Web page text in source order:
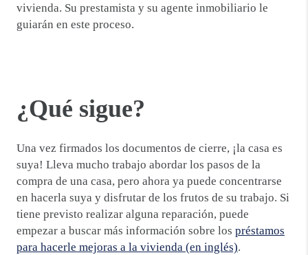
vivienda. Su prestamista y su agente inmobiliario le
guiarán en este proceso.
¿Qué sigue?
Una vez firmados los documentos de cierre, ¡la casa es
suya! Lleva mucho trabajo abordar los pasos de la
compra de una casa, pero ahora ya puede concentrarse
en hacerla suya y disfrutar de los frutos de su trabajo. Si
tiene previsto realizar alguna reparación, puede
empezar a buscar más información sobre los préstamos
para hacerle mejoras a la vivienda (en inglés).